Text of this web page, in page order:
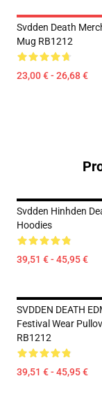
Svdden Death
Mug RB1212
23,00 € - 26,68 €
Svdden Hinhden
Hoodies
39,51 € - 45,95 €
SVDDEN DEATH
Festival Wear
RB1212
39,51 € - 45,95 €